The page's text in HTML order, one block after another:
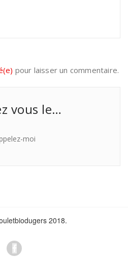
pour laisser un commentaire.
vous le…
moi
2018.